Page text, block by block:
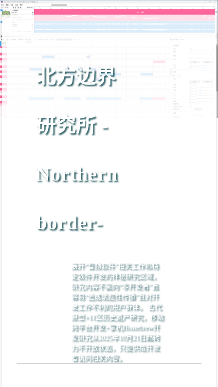
北方边界
研究所 -
Northern
border-
展开“音频软件”相关工作和特
定软件开发的神秘研究区域，
研究内容不面向“非开发者”且
容易“造成话题性传播”且对开
发工作不利的用户群体。 古代
原型+11区历史遗产研究，移动
跨平台开发+掌机Homebrew开
发研究从2025年10月21日起转
为不开放状态，只提供给开发
者访问相关内容。